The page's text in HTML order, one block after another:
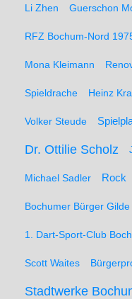
Li Zhen Guerschon
RFZ Bochum-Nord
Mona Kleimann
Spieldrache Heinz
Volker Steude
Dr. Ottilie Scholz
Michael Sadler Rock
Bochumer Bürger Gilde
1. Dart-Sport-Club
Scott Waites
Stadtwerke